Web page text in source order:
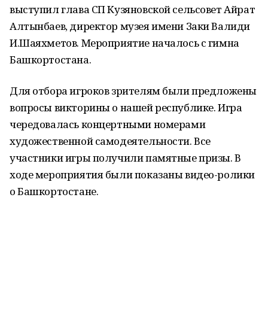
выступил глава СП Кузяновской сельсовет Айрат
Алтынбаев, директор музея имени Заки Валиди
И.Шаяхметов. Мероприятие началось с гимна
Башкортостана.
Для отбора игроков зрителям были предложены
вопросы викторины о нашей республике. Игра
чередовалась концертными номерами
художественной самодеятельности. Все
участники игры получили памятные призы. В
ходе мероприятия были показаны видео-ролики
о Башкортостане.